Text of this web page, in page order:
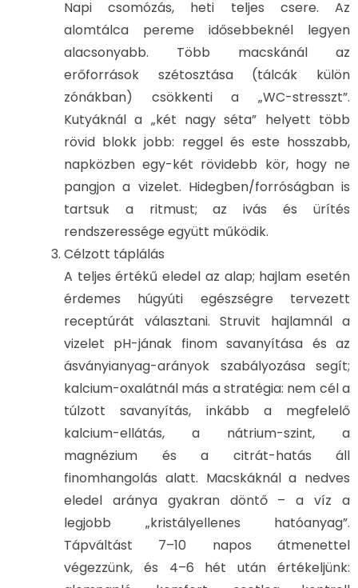
Napi csomózás, heti teljes csere. Az
alomtálca pereme idősebbeknél legyen
alacsonyabb. Több macskánál az
erőforrások szétosztása (tálcák külön
zónákban) csökkenti a „WC-stresszt”.
Kutyáknál a „két nagy séta” helyett több
rövid blokk jobb: reggel és este hosszabb,
napközben egy-két rövidebb kör, hogy ne
pangjon a vizelet. Hidegben/forróságban is
tartsuk a ritmust; az ivás és ürítés
rendszeressége együtt működik.
Célzott táplálás
A teljes értékű eledel az alap; hajlam esetén
érdemes húgyúti egészségre tervezett
receptúrát választani. Struvit hajlamnál a
vizelet pH-jának finom savanyítása és az
ásványianyag-arányok szabályozása segít;
kalcium-oxalátnál más a stratégia: nem cél a
túlzott savanyítás, inkább a megfelelő
kalcium-ellátás, a nátrium-szint, a
magnézium és a citrát-hatás áll
finomhangolás alatt. Macskáknál a nedves
eledel aránya gyakran döntő – a víz a
legjobb „kristályellenes hatóanyag”.
Tápváltást 7–10 napos átmenettel
végezzünk, és 4–6 hét után értékeljünk: